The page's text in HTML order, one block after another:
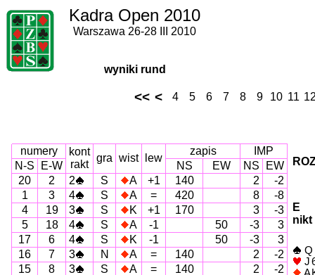
Kadra Open 2010
Warszawa 26-28 III 2010
wyniki rund
<< < 4 5 6 7 8 9 10 11
numery
kont
rakt
gra wist lew
zapis
IMP
N-S
E-W NS EW NS
EW
20
2 2 S A +1 140 2
-2
1
3 4 S A = 420 8
-8
4
19 3 S K +1 170 3
-3
5
18 4 S A -1 50 -3
3
17
6 4 S K -1 50 -3
3
16
7 3 N A = 140 2
-2
15
8 3 S A = 140 2
-2
E
nikt
Q
J